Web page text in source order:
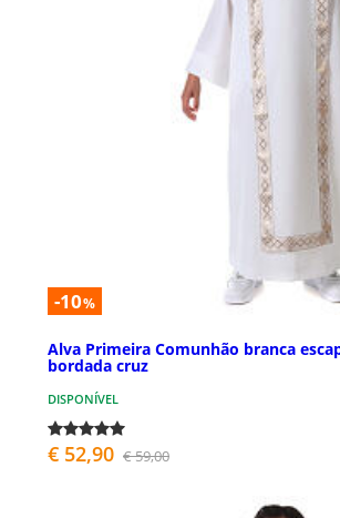
-10%
Alva Primeira Comunhão branca
bordada cruz
DISPONÍVEL
€ 52,90 € 59,00